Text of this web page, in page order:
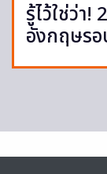
รู้ไว้ใช่ว่า
อังกฤษร